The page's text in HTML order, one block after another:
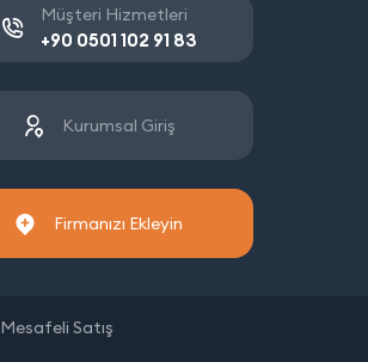
Müşteri Hizmetleri
+90 0501 102 91 83
Kurumsal Giriş
Firmanızı Ekleyin
Mesafeli Satış